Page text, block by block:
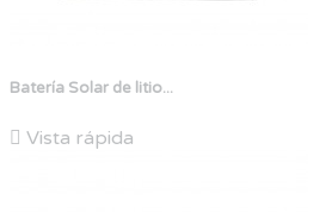
Batería Solar de litio...
 Vista rápida